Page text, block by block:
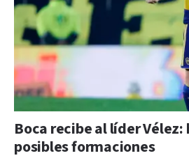
Boca recibe al líder Vélez:
posibles formaciones